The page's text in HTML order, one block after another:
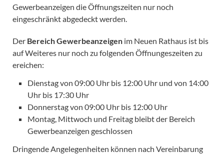
Gewerbeanzeigen die Öffnungszeiten nur noch
eingeschränkt abgedeckt werden.
Der Bereich Gewerbeanzeigen im Neuen Rathaus ist bis
auf Weiteres nur noch zu folgenden Öffnungeszeiten zu
ereichen:
Dienstag von 09:00 Uhr bis 12:00 Uhr und von 14:00
Uhr bis 17:30 Uhr
Donnerstag von 09:00 Uhr bis 12:00 Uhr
Montag, Mittwoch und Freitag bleibt der Bereich
Gewerbeanzeigen geschlossen
Dringende Angelegenheiten können nach Vereinbarung